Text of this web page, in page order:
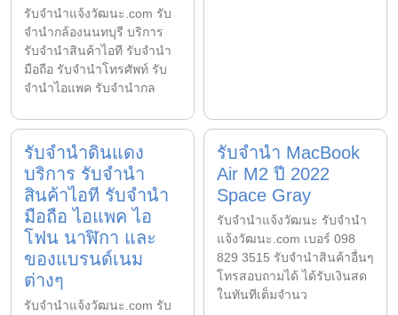
รับจํานําแจ้งวัฒนะ.com รับ
จำนำกล้องนนทบุรี บริการ
รับจำนำสินค้าไอที รับจำนำ
มือถือ รับจำนำโทรศัพท์ รับ
จำนำไอแพค รับจำนำกล
รับจำนำดินแดง
บริการ รับจำนำ
สินค้าไอที รับจำนำ
มือถือ ไอแพค ไอ
โฟน นาฬิกา และ
ของแบรนด์เนม
ต่างๆ
รับจํานําแจ้งวัฒนะ.com รับ
รับจำนำ MacBook
Air M2 ปี 2022
Space Gray
รับจํานําแจ้งวัฒนะ รับจํานํา
แจ้งวัฒนะ.com เบอร์ 098
829 3515 รับจำนำสินค้าอื่นๆ
โทรสอบถามได้ ได้รับเงินสด
ในทันทีเต็มจำนว